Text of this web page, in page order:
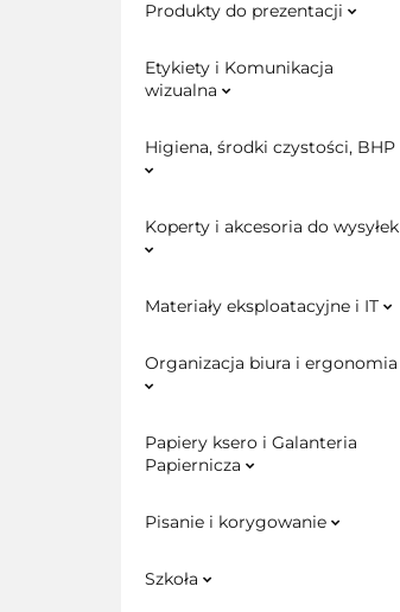
Produkty do prezentacji
Etykiety i Komunikacja
wizualna
Higiena, środki czystości, BHP
Koperty i akcesoria do wysyłek
Materiały eksploatacyjne i IT
Organizacja biura i ergonomia
Papiery ksero i Galanteria
Papiernicza
Pisanie i korygowanie
Szkoła